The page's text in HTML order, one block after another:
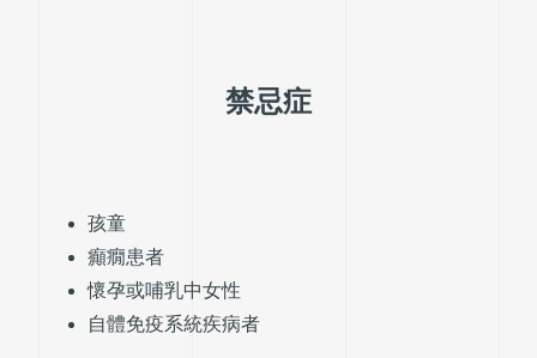
禁忌症
孩童
癲癇患者
懷孕或哺乳中女性
自體免疫系統疾病者